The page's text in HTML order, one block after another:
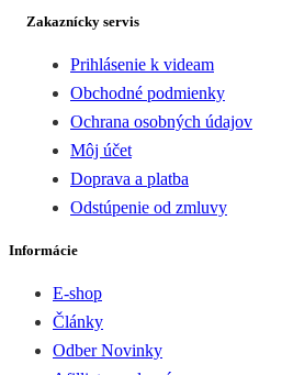
Zakaznícky servis
Prihlásenie k videam
Obchodné podmienky
Ochrana osobných údajov
Môj účet
Doprava a platba
Odstúpenie od zmluvy
Informácie
E-shop
Články
Odber Novinky